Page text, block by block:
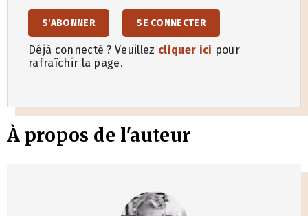
S'ABONNER SE CONNECTER
Déjà connecté ? Veuillez cliquer ici pour
rafraîchir la page.
À propos de l'auteur